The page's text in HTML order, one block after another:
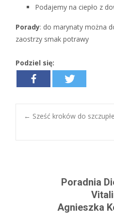
Podajemy na ciepło z
Porady: do marynaty można
zaostrzy smak potrawy
Podziel się:
Post
← Sześć kroków do
Poradnia
Agnieszka